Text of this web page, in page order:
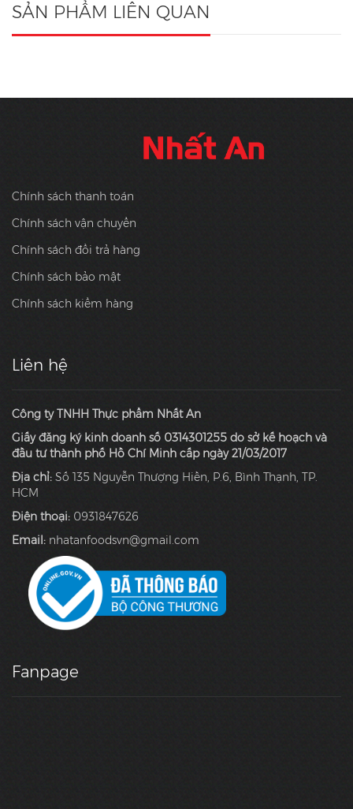
SẢN PHẨM LIÊN QUAN
Chính sách thanh toán
Chính sách vận chuyển
Chính sách đổi trả hàng
Chính sách bảo mật
Chính sách kiểm hàng
Liên hệ
Công ty TNHH Thực phẩm Nhất An
Giấy đăng ký kinh doanh số 0314301255 do sở kế hoạch và
đầu tư thành phố Hồ Chí Minh cấp ngày 21/03/2017
Địa chỉ: Số 135 Nguyễn Thượng Hiền, P.6, Bình Thạnh, TP.
HCM
Điện thoại: 0931847626
Email: nhatanfoodsvn@gmail.com
Fanpage